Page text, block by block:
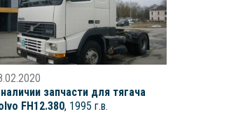
запчасти для тягача
FH12.380, 1995 г.в.